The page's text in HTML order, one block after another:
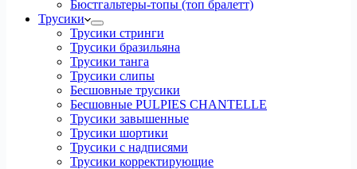
Бюстгальтеры-топы (топ бралетт)
Трусики
Трусики стринги
Трусики бразильяна
Трусики танга
Трусики слипы
Бесшовные трусики
Бесшовные PULPIES CHANTELLE
Трусики завышенные
Трусики шортики
Трусики с надписями
Трусики корректирующие